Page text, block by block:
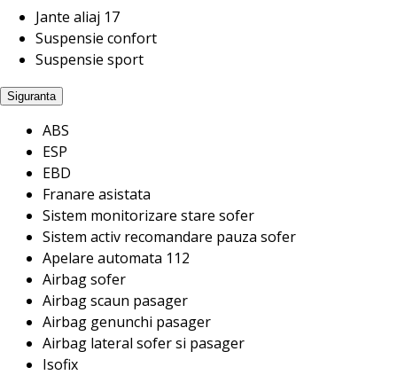
Jante aliaj 17
Suspensie confort
Suspensie sport
Siguranta
ABS
ESP
EBD
Franare asistata
Sistem monitorizare stare sofer
Sistem activ recomandare pauza sofer
Apelare automata 112
Airbag sofer
Airbag scaun pasager
Airbag genunchi pasager
Airbag lateral sofer si pasager
Isofix